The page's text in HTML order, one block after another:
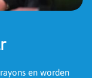
en worden